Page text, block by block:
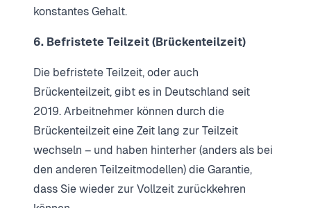
konstantes Gehalt.
6. Befristete Teilzeit (Brückenteilzeit)
Die befristete Teilzeit, oder auch
Brückenteilzeit, gibt es in Deutschland seit
2019. Arbeitnehmer können durch die
Brückenteilzeit eine Zeit lang zur Teilzeit
wechseln – und haben hinterher (anders als bei
den anderen Teilzeitmodellen) die Garantie,
dass Sie wieder zur Vollzeit zurückkehren